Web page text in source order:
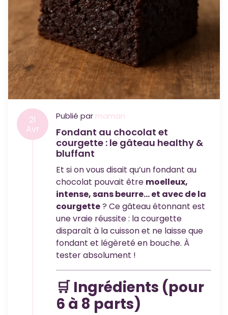
21
Avr
Publié par maman
Fondant au chocolat et
courgette : le gâteau healthy &
bluffant
Et si on vous disait qu’un fondant au
chocolat pouvait être moelleux,
intense, sans beurre… et avec de la
courgette? Ce gâteau étonnant est
une vraie réussite : la courgette
disparaît à la cuisson et ne laisse que
fondant et légèreté en bouche. À
tester absolument !
🛒 Ingrédients (pour
6 à 8 parts)